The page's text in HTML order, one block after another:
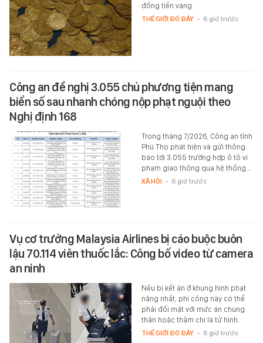
đồng tiền vàng.
THẾ GIỚI ĐÓ ĐÂY - 6 giờ trước
Công an đề nghị 3.055 chủ phương tiện mang
biển số sau nhanh chóng nộp phạt nguội theo
Nghị định 168
Trong tháng 7/2026, Công an tỉnh
Phú Thọ phát hiện và gửi thông
báo tới 3.055 trường hợp ô tô vi
phạm giao thông qua hệ thống…
XÃ HỘI - 6 giờ trước
Vụ cơ trưởng Malaysia Airlines bị cáo buộc buôn
lậu 70.114 viên thuốc lắc: Công bố video từ camera
an ninh
Nếu bị kết án ở khung hình phạt
nặng nhất, phi công này có thể
phải đối mặt với mức án chung
thân hoặc thậm chí là tử hình.
THẾ GIỚI ĐÓ ĐÂY - 6 giờ trước